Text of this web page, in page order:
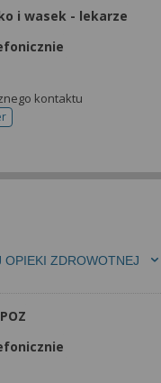
i wasek - lekarze
kontaktu
do rejestracji
OPIEKI ZDROWOTNEJ